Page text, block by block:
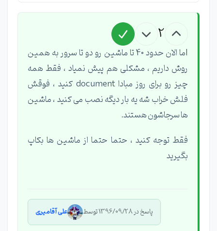
2
lما الان حدود 40 تا ماشین رو دو تا سرور به همین
روش داریم ، مشکلی هم پیش نمیاد ، فقط همه
چیز رو برای روز مبادا document کنید ، فوقش
فلش خراب شه یه بار دیگه نصب می کنید ، ماشین
ها سرجاشون هستند.
فقط توجه کنید ، حتما حتما از ماشین ها بکاپ
بگیرید
پاسخ در 1396/09/28 توسط علی آقامیری